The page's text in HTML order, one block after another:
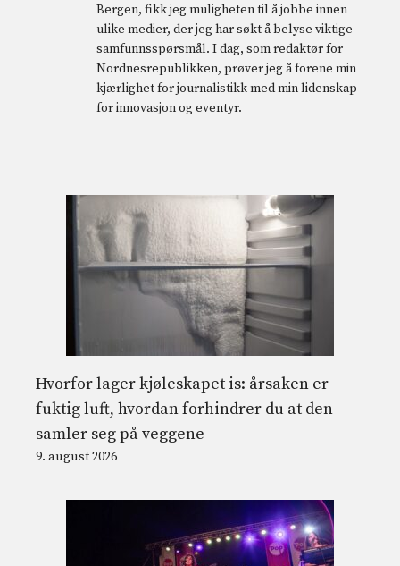
Bergen, fikk jeg muligheten til å jobbe innen
ulike medier, der jeg har søkt å belyse viktige
samfunnsspørsmål. I dag, som redaktør for
Nordnesrepublikken, prøver jeg å forene min
kjærlighet for journalistikk med min lidenskap
for innovasjon og eventyr.
Hvorfor lager kjøleskapet is: årsaken er
fuktig luft, hvordan forhindrer du at den
samler seg på veggene
9. august 2026